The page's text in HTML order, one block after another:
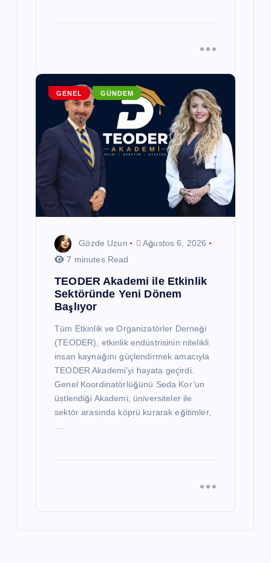
GENEL GÜNDEM
Gözde Uzun
Ağustos 6, 2026
7 minutes Read
TEODER Akademi ile Etkinlik
Sektöründe Yeni Dönem
Başlıyor
Tüm Etkinlik ve Organizatörler Derneği
(TEODER), etkinlik endüstrisinin nitelikli
insan kaynağını güçlendirmek amacıyla
TEODER Akademi’yi hayata geçirdi.
Genel Koordinatörlüğünü Seda Kor’un
üstlendiği Akademi; üniversiteler ile
sektör arasında köprü kurarak eğitimler,